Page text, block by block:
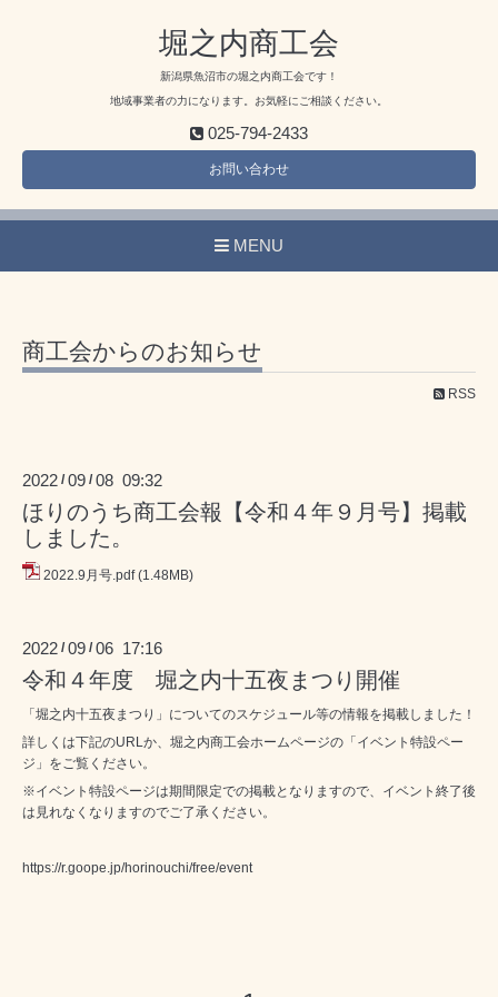
堀之内商工会
新潟県魚沼市の堀之内商工会です！
地域事業者の力になります。お気軽にご相談ください。
025-794-2433
お問い合わせ
MENU
商工会からのお知らせ
RSS
2022 /09 /08 09:32
ほりのうち商工会報【令和４年９月号】掲載
しました。
2022.9月号.pdf (1.48MB)
2022 /09 /06 17:16
令和４年度 堀之内十五夜まつり開催
「堀之内十五夜まつり」についてのスケジュール等の情報を掲載しました！
詳しくは下記のURLか、堀之内商工会ホームページの「イベント特設ペー
ジ」をご覧ください。
※イベント特設ページは期間限定での掲載となりますので、イベント終了後
は見れなくなりますのでご了承ください。
https://r.goope.jp/horinouchi/free/event